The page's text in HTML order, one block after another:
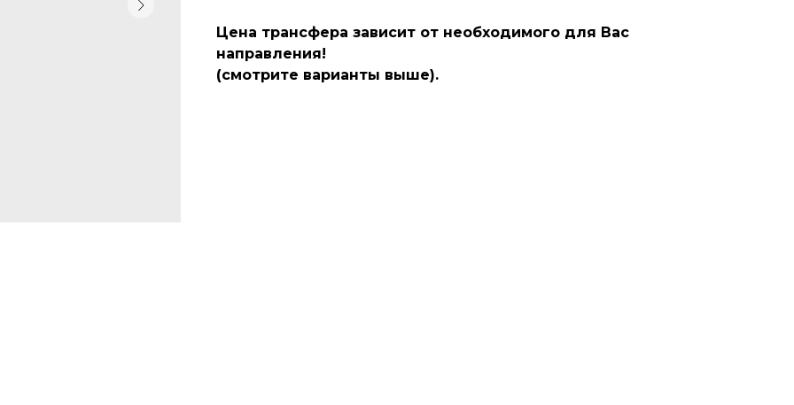
Цена трансфера зависит от необходимого для Вас
направления!
(смотрите варианты выше).